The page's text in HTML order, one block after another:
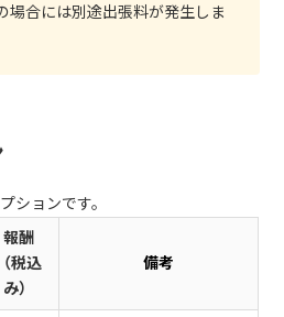
場合には別途出張料が発生しま
ションです。
報酬
（税込
み）
備考